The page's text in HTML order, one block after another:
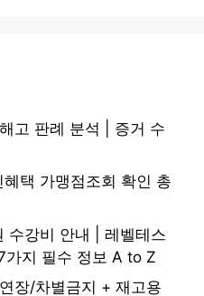
고 판례 분석 | 증거 수
택 가맹점조회 확인 총
수강비 안내 | 레벨테스
가지 필수 정보 A to Z
장/차별금지 + 재고용